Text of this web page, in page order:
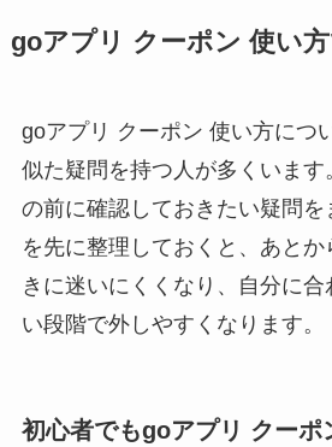
goアプリ クーポン 使い
goアプリ クーポン 使い方につ
似た疑問を持つ人が多くいま
の前に確認しておきたい疑問を
を先に整理しておくと、あとか
きに迷いにくくなり、自分に
い段階で外しやすくなります。
初心者でもgoアプリ クーポ